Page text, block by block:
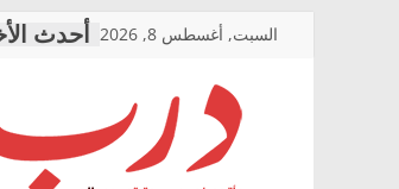
السبت, أغسطس 8, 2026